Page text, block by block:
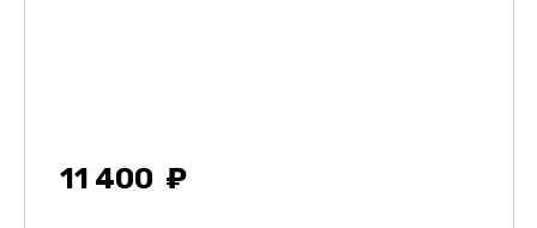
11 400